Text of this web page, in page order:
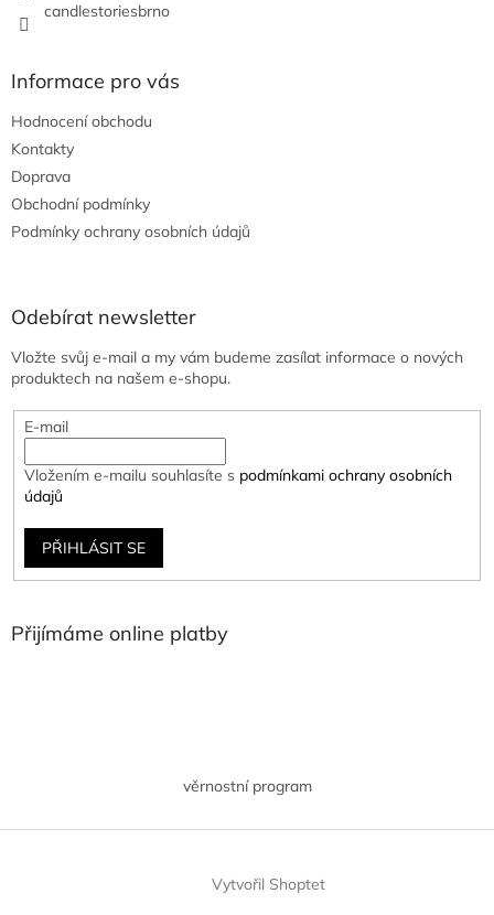
candlestoriesbrno
Informace pro vás
Hodnocení obchodu
Kontakty
Doprava
Obchodní podmínky
Podmínky ochrany osobních údajů
Odebírat newsletter
Vložte svůj e-mail a my vám budeme zasílat informace o nových
produktech na našem e-shopu.
E-mail
Vložením e-mailu souhlasíte s podmínkami ochrany osobních
údajů
PŘIHLÁSIT SE
Přijímáme online platby
věrnostní program
Vytvořil Shoptet